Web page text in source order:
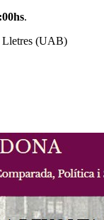
.
Lletres (UAB)